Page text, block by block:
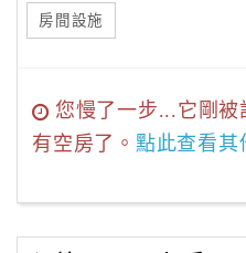
房間設施
您慢了一步...它剛被
有空房了。 點此查看其